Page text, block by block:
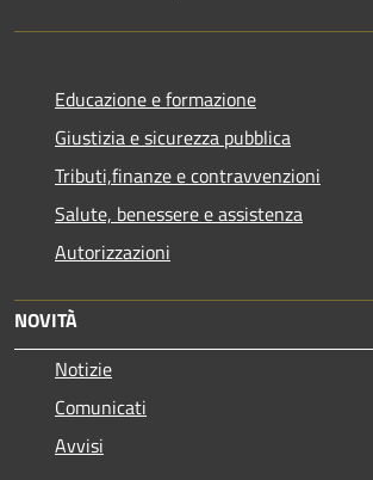
Educazione e formazione
Giustizia e sicurezza pubblica
Tributi,finanze e contravvenzioni
Salute, benessere e assistenza
Autorizzazioni
NOVITÀ
Notizie
Comunicati
Avvisi